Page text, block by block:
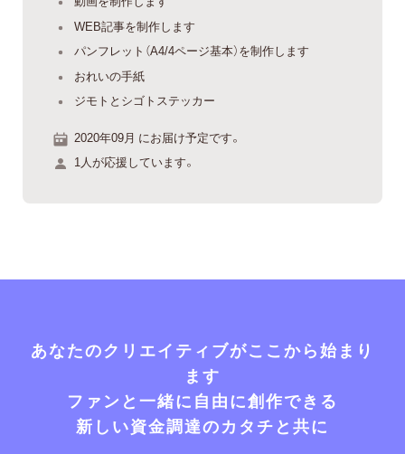
WEB記事を制作します
パンフレット（A4/4ページ基本）を制作します
おれいの手紙
ジモトとシゴトステッカー
2020年09月 にお届け予定です。
1人が応援しています。
あなたのクリエイティブがここから始まり
ます
ファンと一緒に自由に創作できる
新しい資金調達のカタチと共に